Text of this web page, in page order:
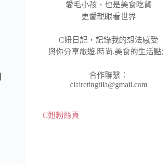
愛毛小孩、也是美食吃貨
更愛親眼看世界
C妞日記，記錄我的想法感受
與你分享旅遊.時尚.美食的生活點
合作聯繫：
clairetingtila@gmail.com
C妞粉絲頁